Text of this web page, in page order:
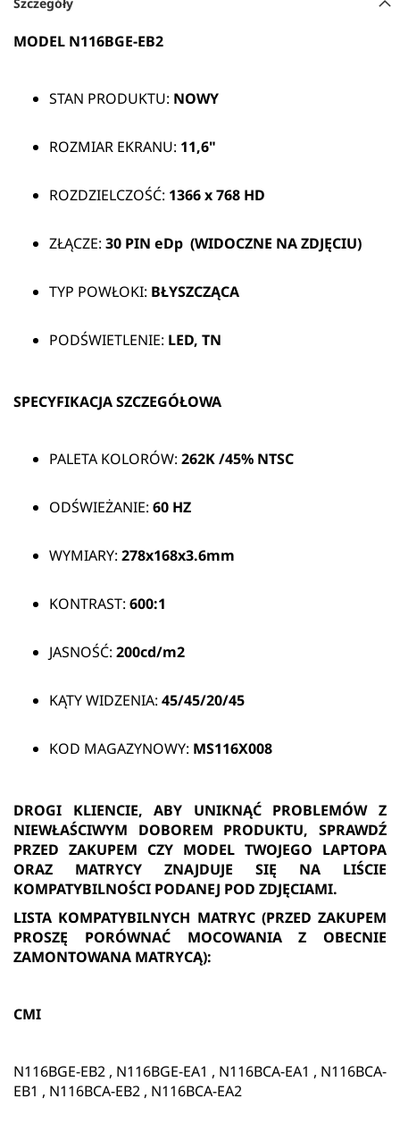
MODEL N116BGE-EB2
STAN PRODUKTU: NOWY
ROZMIAR EKRANU: 11,6"
ROZDZIELCZOŚĆ: 1366 x 768 HD
ZŁĄCZE: 30 PIN eDp (WIDOCZNE NA ZDJĘCIU)
TYP POWŁOKI: BŁYSZCZĄCA
PODŚWIETLENIE: LED, TN
SPECYFIKACJA SZCZEGÓŁOWA
PALETA KOLORÓW: 262K /45% NTSC
ODŚWIEŻANIE: 60 HZ
WYMIARY: 278x168x3.6mm
KONTRAST: 600:1
JASNOŚĆ: 200cd/m2
KĄTY WIDZENIA: 45/45/20/45
KOD MAGAZYNOWY: MS116X008
DROGI KLIENCIE, ABY UNIKNĄĆ PROBLEMÓW Z
NIEWŁAŚCIWYM DOBOREM PRODUKTU, SPRAWDŹ
PRZED ZAKUPEM CZY MODEL TWOJEGO LAPTOPA
ORAZ MATRYCY ZNAJDUJE SIĘ NA LIŚCIE
KOMPATYBILNOŚCI PODANEJ POD ZDJĘCIAMI.
LISTA KOMPATYBILNYCH MATRYC (PRZED ZAKUPEM
PROSZĘ PORÓWNAĆ MOCOWANIA Z OBECNIE
ZAMONTOWANA MATRYCĄ):
CMI
N116BGE-EB2 , N116BGE-EA1 , N116BCA-EA1 , N116BCA-
EB1 , N116BCA-EB2 , N116BCA-EA2